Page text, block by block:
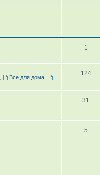
1
Все для дома
124
31
5